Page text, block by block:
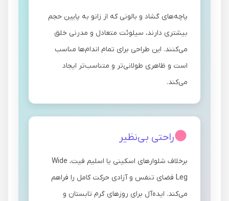
پاچه‌های گشاد و بالونی که از زانو به پایین حجم
بیشتری دارند، سیلوئت متعادل و مدرنی خلق
می‌کنند. این طراحی برای تمام اندام‌ها مناسب
است و ظاهری طولانی‌تر و متناسب‌تر ایجاد
می‌کند.
راحتی بی‌نظیر
برخلاف شلوارهای اسکینی یا اسلیم فیت، Wide
Leg فضای تنفس و آزادی حرکت کامل را فراهم
می‌کند. ایده‌آل برای روزهای گرم تابستان و